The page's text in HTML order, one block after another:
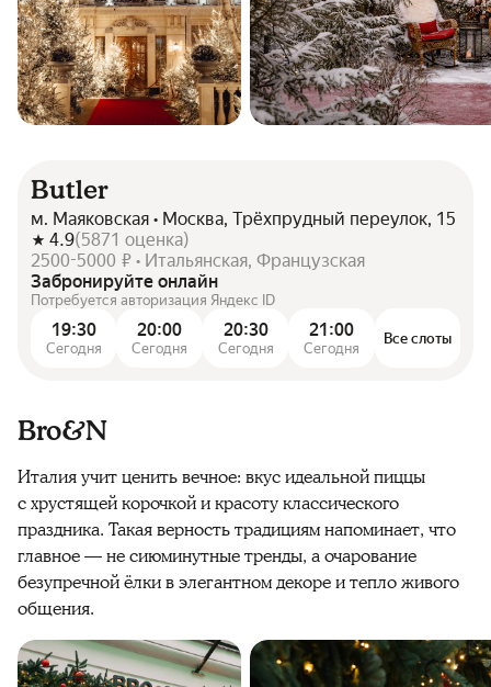
Butler
м. Маяковская • Москва, Трёхпрудный переулок, 15
4.9(5871 оценка)
2500-5000 ₽ • Итальянская, Французская
Забронируйте онлайн
Потребуется авторизация Яндекс ID
19:30
Сегодня
20:00
Сегодня
20:30
Сегодня
21:00
Сегодня
Все слоты
Bro&N
Италия учит ценить вечное: вкус идеальной пиццы
с хрустящей корочкой и красоту классического
праздника. Такая верность традициям напоминает, что
главное — не сиюминутные тренды, а очарование
безупречной ёлки в элегантном декоре и тепло живого
общения.